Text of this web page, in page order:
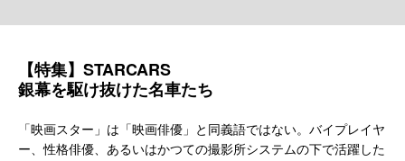
【特集】STARCARS
銀幕を駆け抜けた名車たち
「映画スター」は「映画俳優」と同義語ではない。バイプレイヤ
ー、性格俳優、あるいはかつての撮影所システムの下で活躍した